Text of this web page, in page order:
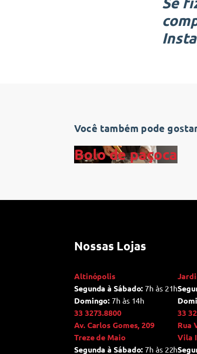
Você também pode
Bolo de paçoca
Nossas Lojas
Altinópolis
Segunda à Sábado: 7h às 21h
Domingo: 7h às 14h
33 3273.8800
Av. Carlos Gomes, 209
33
Rua
Treze de Maio
Segunda à Sábado: 7h às 22h
Vila